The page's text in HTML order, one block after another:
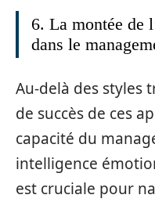
6. La montée de
dans le
Au-delà des styles
de succès de ces
capacité du
intelligence
est cruciale pour